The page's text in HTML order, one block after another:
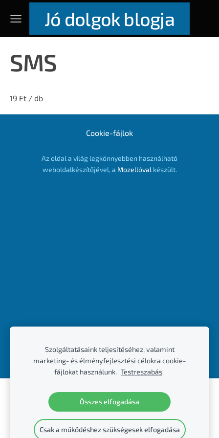
Jó dolgok blogja
SMS
19 Ft / db
Cookie-fájlok
Az oldal a világ legkönnyebben használható
weboldalkészítőjével, a Mozellóval készült.
Hozzon létre weboldalt vagy webáruházat a
Mozello segítségével.
Gyorsan, egyszerűen, programozás nélkül.
Szolgáltatásaink teljesítéséhez, valamint
marketing- és élményfejlesztési célokra cookie-
fájlokat használunk. Testreszabás
Összes elfogadása
Csak a működéshez szükségesek elfogadása